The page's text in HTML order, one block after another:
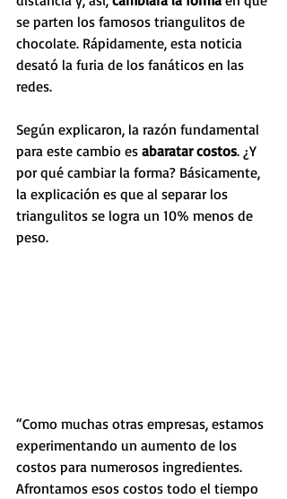
se parten los famosos triangulitos de
chocolate. Rápidamente, esta noticia
desató la furia de los fanáticos en las
redes.
Según explicaron, la razón fundamental
para este cambio es abaratar costos. ¿Y
por qué cambiar la forma? Básicamente,
la explicación es que al separar los
triangulitos se logra un 10% menos de
peso.
“Como muchas otras empresas, estamos
experimentando un aumento de los
costos para numerosos ingredientes.
Afrontamos esos costos todo el tiempo